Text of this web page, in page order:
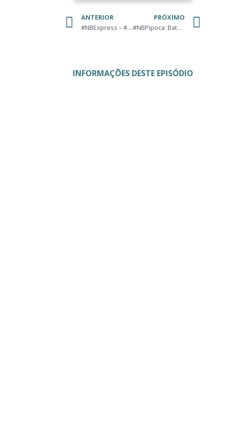
ANTERIOR
#NBExpress – #VemPraRua – Manifestações 2016
PRÓXIMO
#NBPipoca: Batman vs Superman
INFORMAÇÕES DESTE EPISÓDIO